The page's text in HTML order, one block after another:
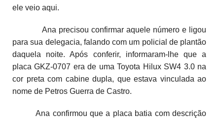
ele veio aqui.
Ana precisou confirmar aquele número e ligou
para sua delegacia, falando com um policial de plantão
daquela noite. Após conferir, informaram-lhe que a
placa GKZ-0707 era de uma Toyota Hilux SW4 3.0 na
cor preta com cabine dupla, que estava vinculada ao
nome de Petros Guerra de Castro.
Ana confirmou que a placa batia com descrição